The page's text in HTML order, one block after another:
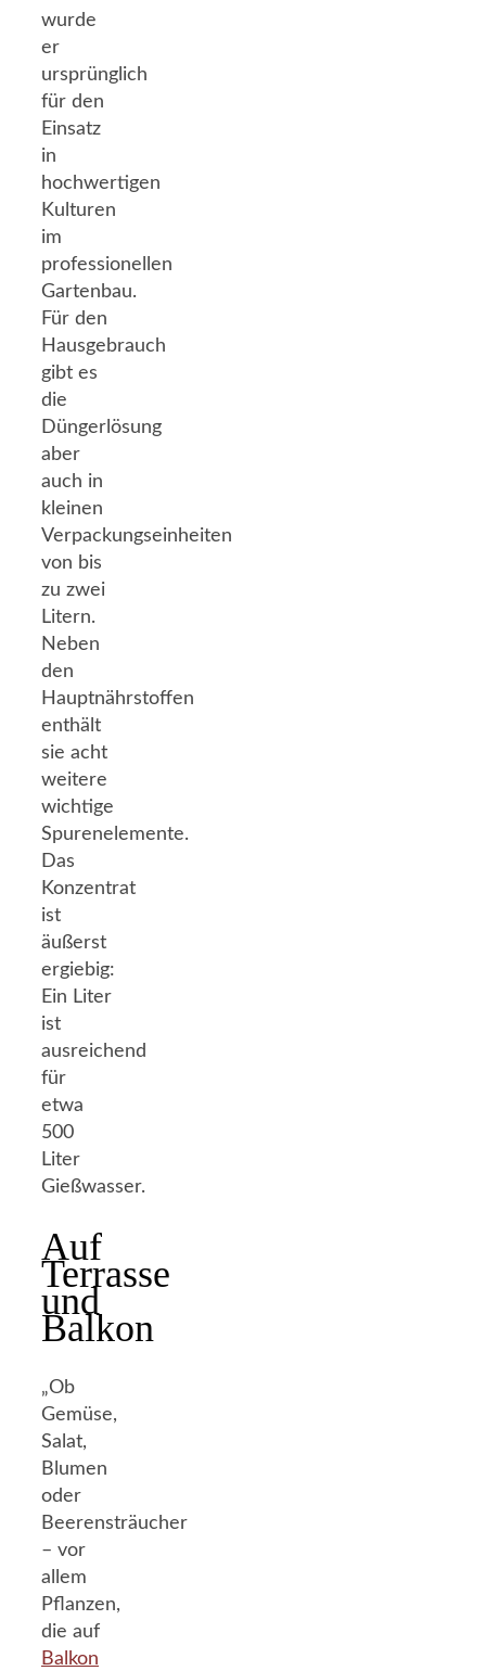
wurde
er
ursprünglich
für den
Einsatz
in
hochwertigen
Kulturen
im
professionellen
Gartenbau.
Für den
Hausgebrauch
gibt es
die
Düngerlösung
aber
auch in
kleinen
Verpackungseinheiten
von bis
zu zwei
Litern.
Neben
den
Hauptnährstoffen
enthält
sie acht
weitere
wichtige
Spurenelemente.
Das
Konzentrat
ist
äußerst
ergiebig:
Ein Liter
ist
ausreichend
für
etwa
500
Liter
Gießwasser.
Auf
Terrasse
und
Balkon
„Ob
Gemüse,
Salat,
Blumen
oder
Beerensträucher
– vor
allem
Pflanzen,
die auf
Balkon